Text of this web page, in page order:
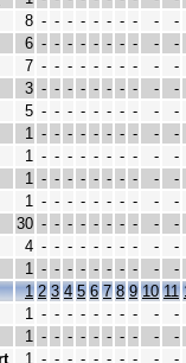
8 - - - - - - - - -
-
6 - - - - - - - - -
-
7 - - - - - - - - -
-
3 - - - - - - - - -
-
5 - - - - - - - - -
-
1 - - - - - - - - -
-
1 - - - - - - - - -
-
1 - - - - - - - - -
-
1 - - - - - - - - -
-
30 - - - - - - - - -
-
4 - - - - - - - - -
-
1 - - - - - - - - -
-
1 2 3 4 5 6 7 8 9 10 11
1 - - - - - - - - -
-
1 - - - - - - - - -
-
1 - - - - - - - - -
-